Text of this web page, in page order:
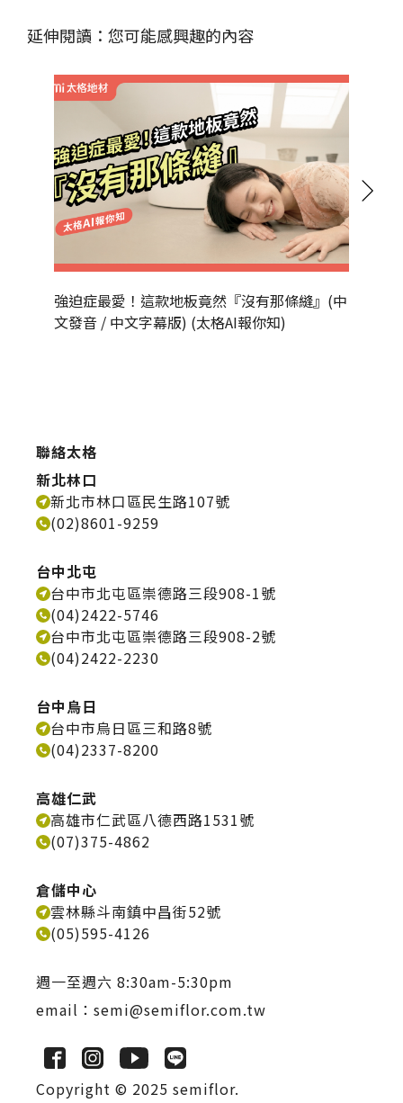
延伸閱讀：您可能感興趣的內容
強迫症最愛！這款地板竟然『沒有那條縫』(中
文發音 / 中文字幕版) (太格AI報你知)
聯絡太格
新北林口
新北市林口區民生路107號
(02)8601-9259
台中北屯
台中市北屯區崇德路三段908-1號
(04)2422-5746
台中市北屯區崇德路三段908-2號
(04)2422-2230
台中烏日
台中市烏日區三和路8號
(04)2337-8200
高雄仁武
高雄市仁武區八德西路1531號
(07)375-4862
倉儲中心
雲林縣斗南鎮中昌街52號
(05)595-4126
週一至週六 8:30am-5:30pm
email： semi@semiflor.com.tw
Copyright © 2025 semiflor.